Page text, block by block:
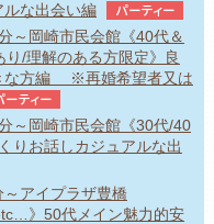
ルな出会い編
パーティー
～岡崎市民会館《40代＆
/理解のある方限定》良
な方編 ※再婚希望者又は
ーティー
～岡崎市民会館《30代/40
りお話しカジュアルな出
アイプラザ豊橋
》50代メイン魅力的安